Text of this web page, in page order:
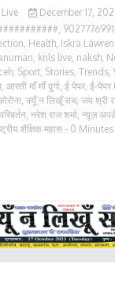
December 17,
, 9027776991
, Health, Iskra
, knls live, naksh,
, Sport, Stories, Trends,
, आरती माँ माँ दुर्गा, ई पेपर, ई-
, क्यूँ न लिखूँ सच, जय श्री
, नरेश राज शर्मा, न्यूज़
शैक्षिक महास - 0 Minutes